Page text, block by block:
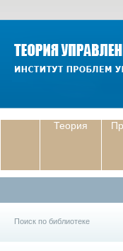
Теория
Поиск по библиотеке